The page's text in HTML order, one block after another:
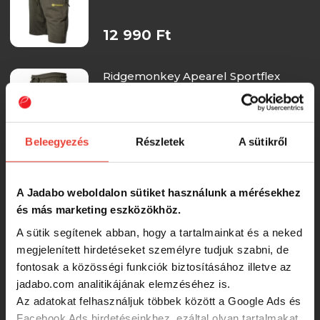
Beleegyezés Részletek A sütikről
A Jadabo weboldalon sütiket használunk a mérésekhez
és más marketing eszközökhöz.
A sütik segítenek abban, hogy a tartalmainkat és a neked
megjelenített hirdetéseket személyre tudjuk szabni, de
fontosak a közösségi funkciók biztosításához illetve az
jadabo.com analitikájának elemzéséhez is.
Az adatokat felhasználjuk többek között a Google Ads és
12 990 Ft
Ridgemonkey Apearel Sportflex
Lightweight Shorts Green Xxxl nadrág
12 990 Ft
Black) nadrág
11 030 Ft
Sonik Green Fleece Rövidnadrág -M